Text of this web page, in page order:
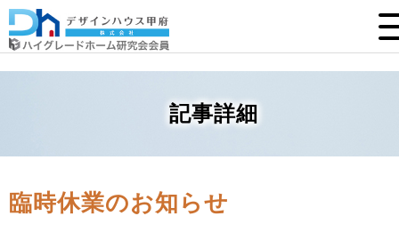
記事詳細
臨時休業のお知らせ